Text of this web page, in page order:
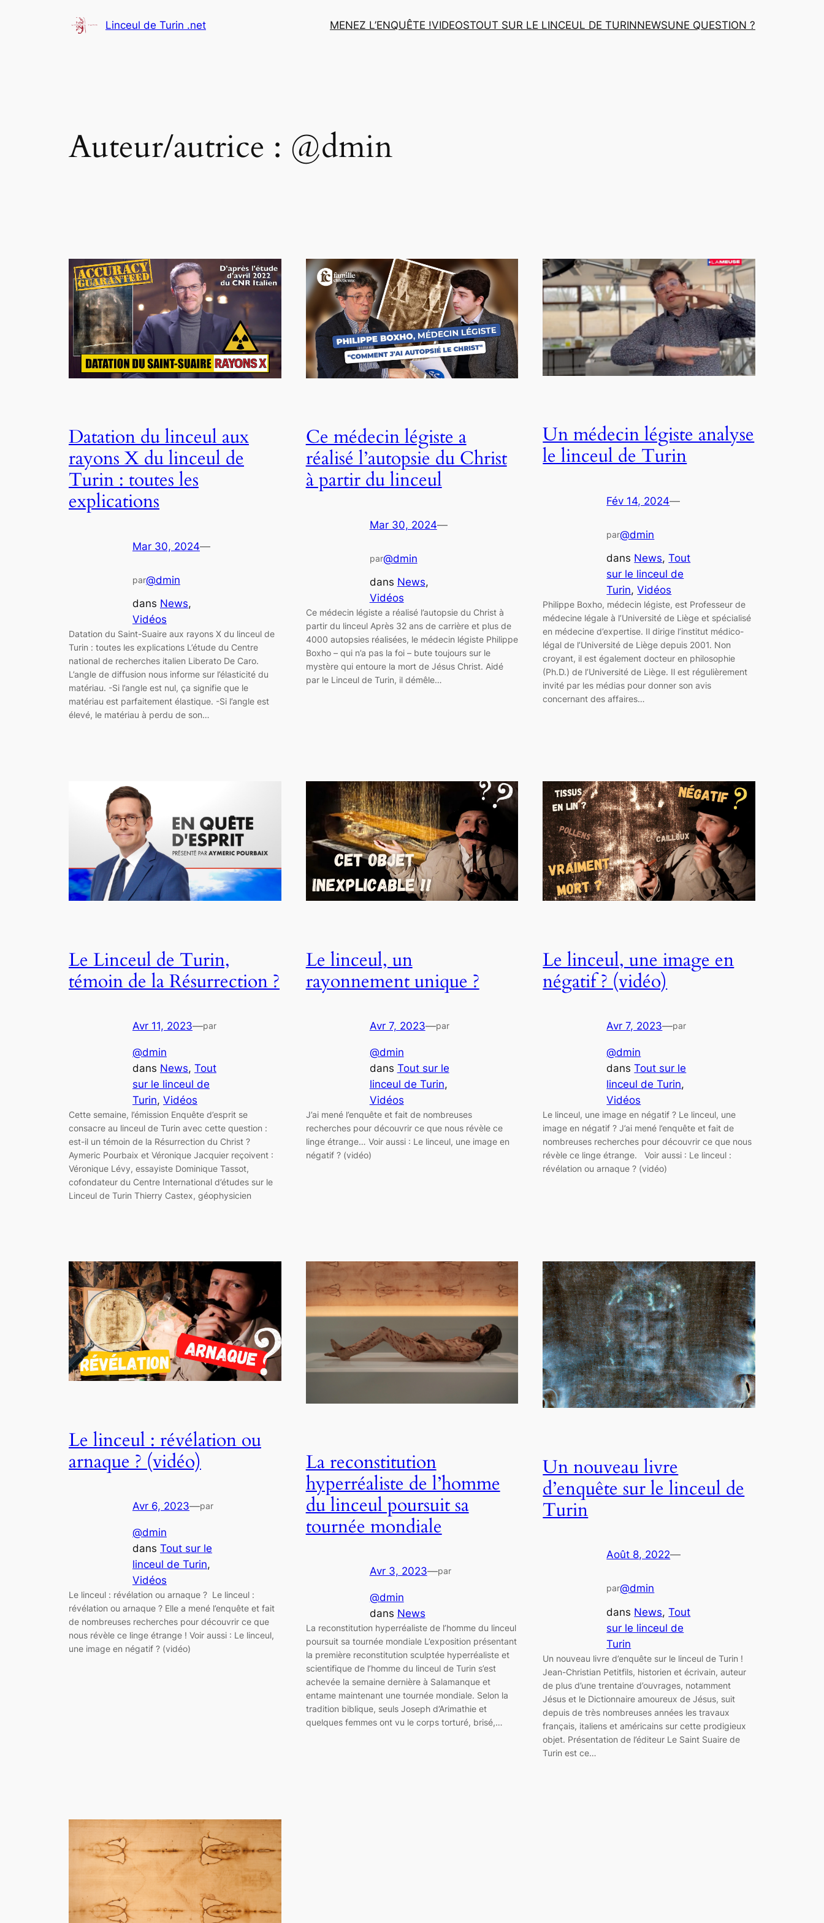
Linceul de Turin .net MENEZ L’ENQUÊTE !VIDEOSTOUT SUR LE LINCEUL DE TURINNEWSUNE QUESTION ?
Auteur/autrice : @dmin
Datation du linceul aux
rayons X du linceul de
Turin : toutes les
explications
Mar 30, 2024—
par@dmin
dans News
Vidéos
Datation du Saint-Suaire aux rayons X du linceul de
Turin : toutes les explications L’étude du Centre
national de recherches italien Liberato De Caro.
L’angle de diffusion nous informe sur l’élasticité du
matériau. -Si l’angle est nul, ça signifie que le
matériau est parfaitement élastique. -Si l’angle est
élevé, le matériau à perdu de son…
Ce médecin légiste a
réalisé l’autopsie du Christ
à partir du linceul
Mar 30, 2024—
par@dmin
dans News
Vidéos
Ce médecin légiste a réalisé l’autopsie du Christ à
partir du linceul Après 32 ans de carrière et plus de
4000 autopsies réalisées, le médecin légiste Philippe
Boxho – qui n’a pas la foi – bute toujours sur le
mystère qui entoure la mort de Jésus Christ. Aidé
par le Linceul de Turin, il démêle…
Un médecin légiste analyse
le linceul de Turin
Fév 14, 2024—
par@dmin
dans News, Tout
sur le linceul de
Turin, Vidéos
Philippe Boxho, médecin légiste, est Professeur de
médecine légale à l’Université de Liège et spécialisé
en médecine d’expertise. Il dirige l’institut médico-
légal de l’Université de Liège depuis 2001. Non
croyant, il est également docteur en philosophie
(Ph.D.) de l’Université de Liège. Il est régulièrement
invité par les médias pour donner son avis
concernant des affaires…
Le Linceul de Turin,
témoin de la Résurrection ?
Avr 11, 2023—par
@dmin
dans News, Tout
sur le linceul de
Turin, Vidéos
Cette semaine, l’émission Enquête d’esprit se
consacre au linceul de Turin avec cette question :
est-il un témoin de la Résurrection du Christ ?
Aymeric Pourbaix et Véronique Jacquier reçoivent :
Véronique Lévy, essayiste Dominique Tassot,
cofondateur du Centre International d’études sur le
Linceul de Turin Thierry Castex, géophysicien
Le linceul, un
rayonnement unique ?
Avr 7, 2023—par
@dmin
dans Tout sur le
linceul de Turin
Vidéos
J’ai mené l’enquête et fait de nombreuses
recherches pour découvrir ce que nous révèle ce
linge étrange… Voir aussi : Le linceul, une image en
négatif ? (vidéo)
Le linceul, une image en
négatif ? (vidéo)
Avr 7, 2023—par
@dmin
dansTout sur le
linceul de Turin
Vidéos
Le linceul, une image en négatif ? Le linceul, une
image en négatif ? J’ai mené l’enquête et fait de
nombreuses recherches pour découvrir ce que nous
révèle ce linge étrange. Voir aussi : Le linceul :
révélation ou arnaque ? (vidéo)
Le linceul : révélation ou
arnaque ? (vidéo)
Avr 6, 2023—par
@dmin
dans Tout sur le
linceul de Turin
Vidéos
Le linceul : révélation ou arnaque ? Le linceul :
révélation ou arnaque ? Elle a mené l’enquête et fait
de nombreuses recherches pour découvrir ce que
nous révèle ce linge étrange ! Voir aussi : Le linceul,
une image en négatif ? (vidéo)
La reconstitution
hyperréaliste de l’homme
du linceul poursuit sa
tournée mondiale
Avr 3, 2023—par
@dmin
dans News
La reconstitution hyperréaliste de l’homme du linceul
poursuit sa tournée mondiale L’exposition présentant
la première reconstitution sculptée hyperréaliste et
scientifique de l’homme du linceul de Turin s’est
achevée la semaine dernière à Salamanque et
entame maintenant une tournée mondiale. Selon la
tradition biblique, seuls Joseph d’Arimathie et
quelques femmes ont vu le corps torturé, brisé,…
Un nouveau livre
d’enquête sur le linceul de
Turin
Août 8, 2022—
par@dmin
dans News, Tout
sur le linceul de
Turin
Un nouveau livre d’enquête sur le linceul de Turin !
Jean-Christian Petitfils, historien et écrivain, auteur
de plus d’une trentaine d’ouvrages, notamment
Jésus et le Dictionnaire amoureux de Jésus, suit
depuis de très nombreuses années les travaux
français, italiens et américains sur cette prodigieux
objet. Présentation de l’éditeur Le Saint Suaire de
Turin est ce…